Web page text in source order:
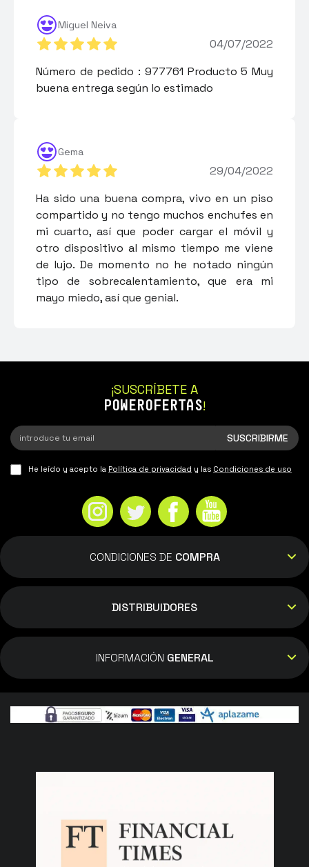
Miguel Neiva
04/07/2022
Número de pedido : 977761 Producto 5 Muy
buena entrega según lo estimado
Gema
29/04/2022
Ha sido una buena compra, vivo en un piso
compartido y no tengo muchos enchufes en
mi cuarto, así que poder cargar el móvil y
otro dispositivo al mismo tiempo me viene
de lujo. De momento no he notado ningún
tipo de sobrecalentamiento, que era mi
mayo miedo, así que genial.
¡SUSCRÍBETE A
POWEROFERTAS!
He leído y acepto la Política de privacidad y las Condiciones de uso
CONDICIONES DE COMPRA
DISTRIBUIDORES
INFORMACIÓN GENERAL